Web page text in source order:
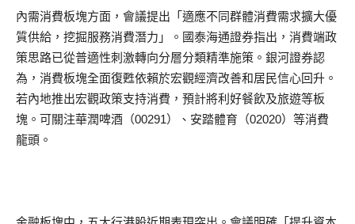
內需消費板塊方面，會議提出「適應不同群體消費需求擴大優
質供給，挖掘服務消費潛力」。國泰海通證券指出，消費端政
策思路已從普適性刺激轉向分層分類精準施策。銀河證券認
為，消費板塊全面復甦依賴於宏觀經濟改善和居民信心回升。
若內地推出宏觀政策支持消費，預計將利好餐飲及旅遊等板
塊。可關注華潤啤酒（00291）、安踏體育（02020）等消費
龍頭。